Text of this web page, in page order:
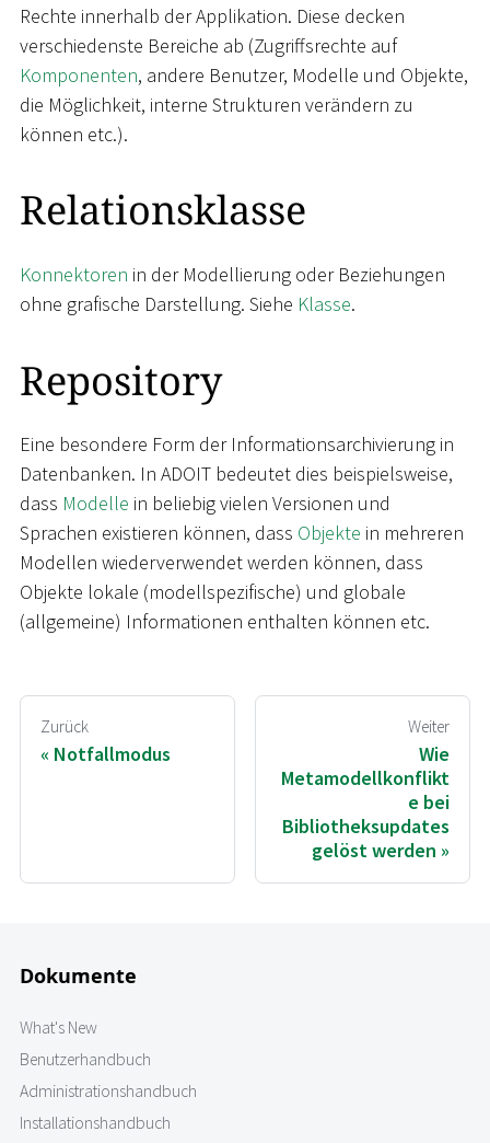
Rechte innerhalb der Applikation. Diese decken
verschiedenste Bereiche ab (Zugriffsrechte auf
Komponenten, andere Benutzer, Modelle und Objekte,
die Möglichkeit, interne Strukturen verändern zu
können etc.).
Relationsklasse
Konnektoren in der Modellierung oder Beziehungen
ohne grafische Darstellung. Siehe Klasse.
Repository
Eine besondere Form der Informationsarchivierung in
Datenbanken. In ADOIT bedeutet dies beispielsweise,
dass Modelle in beliebig vielen Versionen und
Sprachen existieren können, dass Objekte in mehreren
Modellen wiederverwendet werden können, dass
Objekte lokale (modellspezifische) und globale
(allgemeine) Informationen enthalten können etc.
Zurück
Notfallmodus
Weiter
Wie
Metamodellkonflikt
e bei
Bibliotheksupdates
gelöst werden
Dokumente
What's New
Benutzerhandbuch
Administrationshandbuch
Installationshandbuch